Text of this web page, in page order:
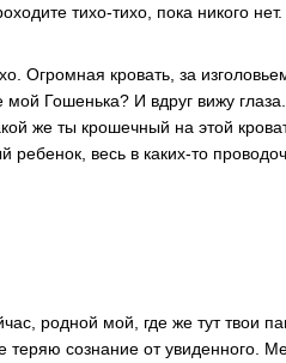
тихо-тихо, пока никого
Огромная кровать, за
мой Гошенька? И вдруг вижу
же ты крошечный на этой
весь в каких-то
родной мой, где же тут твои
сознание от увиденного.